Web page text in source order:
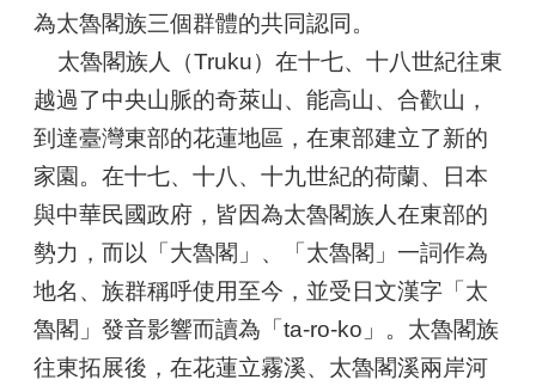
頁
北
市
政
府
原
民
會
達
為太魯閣族三個群體的共同認同。
太魯閣族人（Truku）在十七、十八世紀往東
越過了中央山脈的奇萊山、能高山、合歡山，
到達臺灣東部的花蓮地區，在東部建立了新的
家園。在十七、十八、十九世紀的荷蘭、日本
與中華民國政府，皆因為太魯閣族人在東部的
勢力，而以「大魯閣」、「太魯閣」一詞作為
地名、族群稱呼使用至今，並受日文漢字「太
魯閣」發音影響而讀為「ta-ro-ko」。太魯閣族
往東拓展後，在花蓮立霧溪、太魯閣溪兩岸河